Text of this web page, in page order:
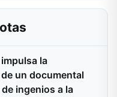
la
un documental
ingenios a la